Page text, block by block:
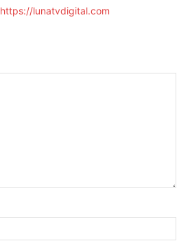
https://lunatvdigital.com